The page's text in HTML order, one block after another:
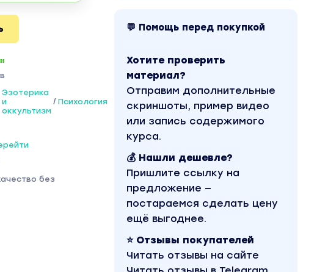
Эзотерика
и
оккультизм
/ Психология
без
💬 Помощь перед покупкой
Хотите проверить
материал?
Отправим дополнительные
скриншоты, пример видео
или запись содержимого
курса.
💰 Нашли дешевле?
Пришлите ссылку на
предложение —
постараемся сделать цену
ещё выгоднее.
⭐ Отзывы покупателей
Читать отзывы на сайте